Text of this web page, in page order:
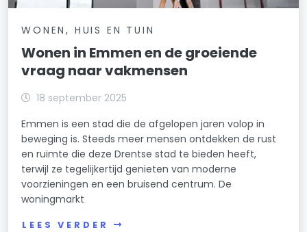
WONEN, HUIS EN TUIN
Wonen in Emmen en de groeiende
vraag naar vakmensen
18 september 2025
Emmen is een stad die de afgelopen jaren volop in
beweging is. Steeds meer mensen ontdekken de rust
en ruimte die deze Drentse stad te bieden heeft,
terwijl ze tegelijkertijd genieten van moderne
voorzieningen en een bruisend centrum. De
woningmarkt
LEES VERDER